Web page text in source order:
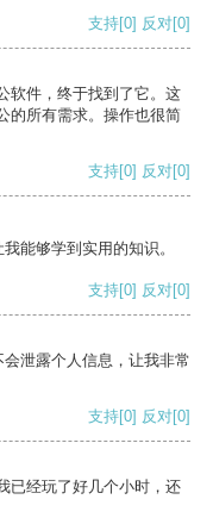
支持[0] 反对[0]
软件，终于找到了它。这
的所有需求。操作也很简
支持[0] 反对[0]
能够学到实用的知识。
支持[0] 反对[0]
泄露个人信息，让我非常
支持[0] 反对[0]
已经玩了好几个小时，还